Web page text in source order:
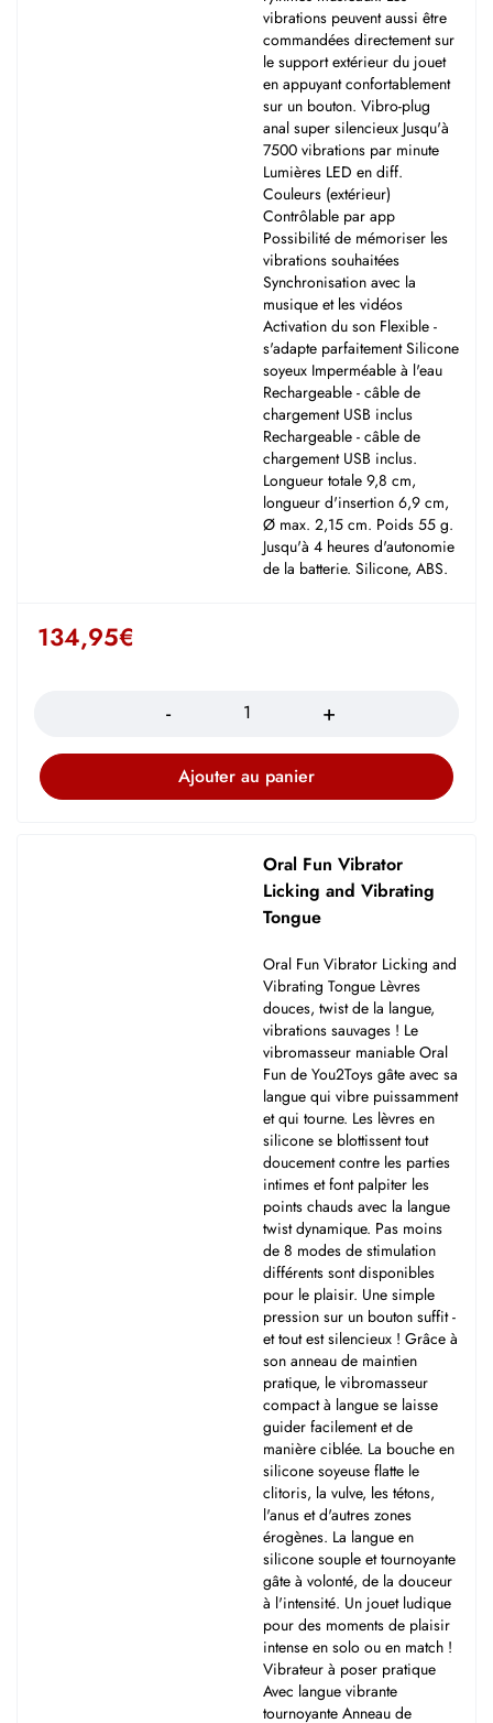
vibrations peuvent aussi être
commandées directement sur
le support extérieur du jouet
en appuyant confortablement
sur un bouton. Vibro-plug
anal super silencieux Jusqu'à
7500 vibrations par minute
Lumières LED en diff.
Couleurs (extérieur)
Contrôlable par app
Possibilité de mémoriser les
vibrations souhaitées
Synchronisation avec la
musique et les vidéos
Activation du son Flexible -
s'adapte parfaitement Silicone
soyeux Imperméable à l'eau
Rechargeable - câble de
chargement USB inclus
Rechargeable - câble de
chargement USB inclus.
Longueur totale 9,8 cm,
longueur d'insertion 6,9 cm,
Ø max. 2,15 cm. Poids 55 g.
Jusqu'à 4 heures d'autonomie
de la batterie. Silicone, ABS.
134,95€
Ajouter au panier
Oral Fun Vibrator
Licking and Vibrating
Tongue
Oral Fun Vibrator Licking and
Vibrating Tongue Lèvres
douces, twist de la langue,
vibrations sauvages ! Le
vibromasseur maniable Oral
Fun de You2Toys gâte avec sa
langue qui vibre puissamment
et qui tourne. Les lèvres en
silicone se blottissent tout
doucement contre les parties
intimes et font palpiter les
points chauds avec la langue
twist dynamique. Pas moins
de 8 modes de stimulation
différents sont disponibles
pour le plaisir. Une simple
pression sur un bouton suffit -
et tout est silencieux ! Grâce à
son anneau de maintien
pratique, le vibromasseur
compact à langue se laisse
guider facilement et de
manière ciblée. La bouche en
silicone soyeuse flatte le
clitoris, la vulve, les tétons,
l'anus et d'autres zones
érogènes. La langue en
silicone souple et tournoyante
gâte à volonté, de la douceur
à l'intensité. Un jouet ludique
pour des moments de plaisir
intense en solo ou en match !
Vibrateur à poser pratique
Avec langue vibrante
tournoyante Anneau de